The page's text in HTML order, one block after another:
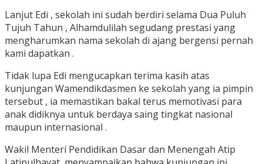
Lanjut Edi , sekolah ini sudah berdiri selama Dua Puluh
Tujuh Tahun , Alhamdulilah segudang prestasi yang
mengharumkan nama sekolah di ajang bergensi pernah
kami dapatkan .
Tidak lupa Edi mengucapkan terima kasih atas
kunjungan Wamendikdasmen ke sekolah yang ia pimpin
tersebut , ia memastikan bakal terus memotivasi para
anak didiknya untuk berdaya saing tingkat nasional
maupun internasional .
Wakil Menteri Pendidikan Dasar dan Menengah Atip